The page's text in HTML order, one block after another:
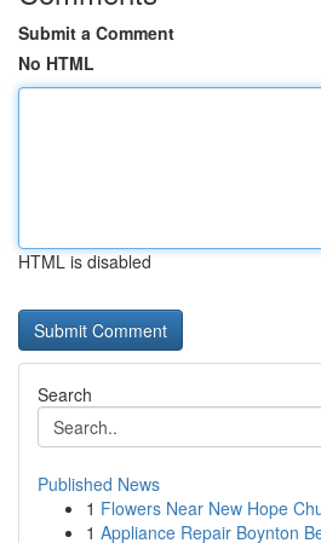
Submit a Comment
No HTML
HTML is disabled
Search
Published News
1 Flowers Near New Hope
1 Appliance Repair Boynton